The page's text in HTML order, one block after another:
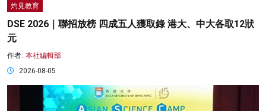
灼見教育
DSE 2026｜聯招放榜 四成五人獲取錄 港大、中大各取12狀
元
作者: 本社編輯部
2026-08-05